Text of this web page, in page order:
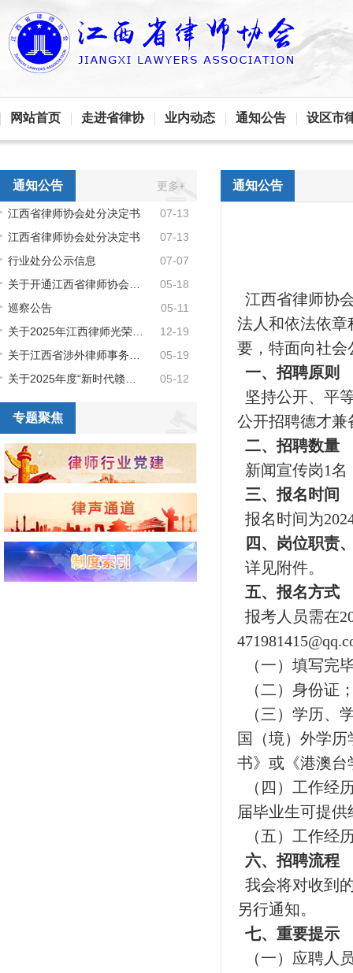
网站首页 走进省律协 业内动态 通知公告 设区市
通知公告 更多+
江西省律师协会处分决定书
07-13
江西省律师协会处分决定书
07-13
行业处分公示信息
07-07
05-18
巡察公告
05-11
12-19
05-19
05-12
专题聚焦
通知公告
江西省律师协
法人和依法依章
要，特面向社会
一、招聘原则
坚持公开、平
公开招聘德才兼
二、招聘数量
新闻宣传岗1
三、报名时间
报名时间为
四、岗位职责
详见附件。
五、报名方式
报考人员需在
（一）填写完
（二）身份证
（三）学历、
国（境）外学
书》或《港澳台
（四）工作经
届毕业生可提
（五）工作经
六、招聘流程
我会将对收到
另行通知。
七、重要提示
（一）应聘人